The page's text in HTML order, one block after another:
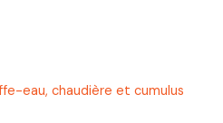
eau, chaudière et cumulus